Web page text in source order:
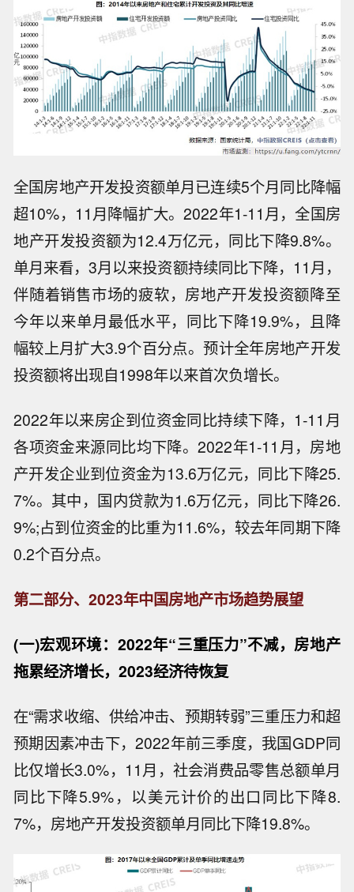
全国房地产开发投资额单月已连续5个月同比降幅
超10%，11月降幅扩大。2022年1-11月，全国房
地产开发投资额为12.4万亿元，同比下降9.8%。
单月来看，3月以来投资额持续同比下降，11月，
伴随着销售市场的疲软，房地产开发投资额降至
今年以来单月最低水平，同比下降19.9%，且降
幅较上月扩大3.9个百分点。预计全年房地产开发
投资额将出现自1998年以来首次负增长。
2022年以来房企到位资金同比持续下降，1-11月
各项资金来源同比均下降。2022年1-11月，房地
产开发企业到位资金为13.6万亿元，同比下降25.
7%。其中，国内贷款为1.6万亿元，同比下降26.
9%;占到位资金的比重为11.6%，较去年同期下降
0.2个百分点。
第二部分、2023年中国房地产市场趋势展望
(一)宏观环境：2022年“三重压力”不减，房地产
拖累经济增长，2023经济待恢复
在“需求收缩、供给冲击、预期转弱”三重压力和超
预期因素冲击下，2022年前三季度，我国GDP同
比仅增长3.0%，11月，社会消费品零售总额单月
同比下降5.9%，以美元计价的出口同比下降8.
7%，房地产开发投资额单月同比下降19.8%。